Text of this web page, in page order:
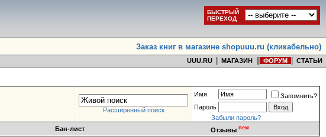
БЫСТРЫЙ
ПЕРЕХОД
Заказ книг в магазине shopuuu.ru (кликабельно)
UUU.RU МАГАЗИН ФОРУМ СТАТЬИ
Расширенный поиск
Имя
Запомнить?
Пароль
Забыли пароль?
Бан-лист Отзывы new